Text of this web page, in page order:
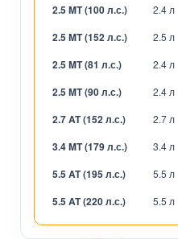
2.5 MT (100 л.с.) 2.4 л
2.5 MT (152 л.с.) 2.5 л
2.5 MT (81 л.с.) 2.4 л
2.5 MT (90 л.с.) 2.4 л
2.7 AT (152 л.с.) 2.7 л
3.4 MT (179 л.с.) 3.4 л
5.5 AT (195 л.с.) 5.5 л
5.5 AT (220 л.с.) 5.5 л